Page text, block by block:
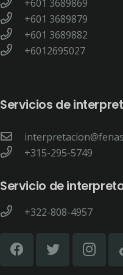
+601 3689869
+601 3689879
+601 3689882
+6012695027
Servicios de
+315-295-5749
Servicio de
+322-808-4957